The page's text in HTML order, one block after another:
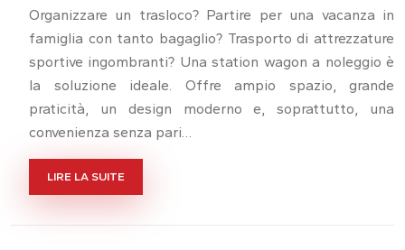
Organizzare un trasloco? Partire per una vacanza in
famiglia con tanto bagaglio? Trasporto di attrezzature
sportive ingombranti? Una station wagon a noleggio è
la soluzione ideale. Offre ampio spazio, grande
praticità, un design moderno e, soprattutto, una
convenienza senza pari…
LIRE LA SUITE